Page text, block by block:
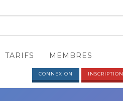
TARIFS MEMBRES
CONNEXION INSCRIPTION